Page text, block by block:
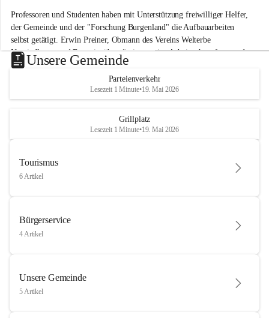
Professoren und Studenten haben mit Unterstützung freiwilliger Helfer,
der Gemeinde und der "Forschung Burgenland" die Aufbauarbeiten
selbst getätigt. Erwin Preiner, Obmann des Vereins Welterbe
Neusiedlersee und Bgm. ist über die innovative Arbeit sehr erfreut und
hofft auf baldige praktische Anwendung der Forschungsergebnisse.
Gerade in Zeiten des Klimawandels ist jede technologische Innovation
wichtig!
Unsere Gemeinde
Parteienverkehr
Lesezeit 1 Minute•19. Mai 2026
Grillplatz
Lesezeit 1 Minute•19. Mai 2026
Tourismus
6 Artikel
Bürgerservice
4 Artikel
Unsere Gemeinde
5 Artikel